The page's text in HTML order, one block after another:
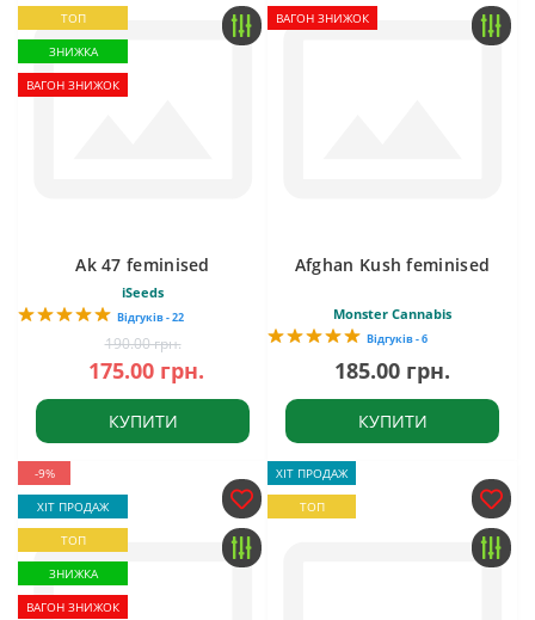
ТОП
ЗНИЖКА
ВАГОН ЗНИЖОК
Ak 47 feminised
iSeeds
Відгуків - 22
190.00 грн.
175.00 грн.
КУПИТИ
ВАГОН ЗНИЖОК
Afghan Kush feminised
Monster Cannabis
Відгуків - 6
185.00 грн.
КУПИТИ
-9%
ХІТ ПРОДАЖ
ТОП
ЗНИЖКА
ВАГОН ЗНИЖОК
ХІТ ПРОДАЖ
ТОП